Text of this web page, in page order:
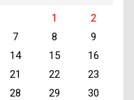
1
2
7 8
9
14 15
16
21 22
23
28 29
30